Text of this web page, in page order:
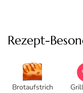
Rezept-
Brotaufstrich